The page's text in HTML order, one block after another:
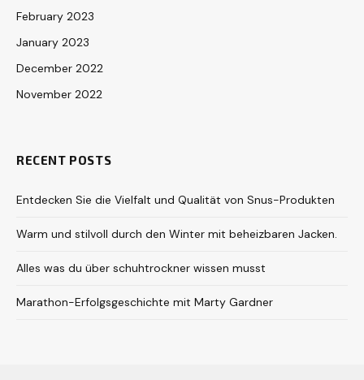
February 2023
January 2023
December 2022
November 2022
RECENT POSTS
Entdecken Sie die Vielfalt und Qualität von Snus-Produkten
Warm und stilvoll durch den Winter mit beheizbaren Jacken.
Alles was du über schuhtrockner wissen musst
Marathon-Erfolgsgeschichte mit Marty Gardner